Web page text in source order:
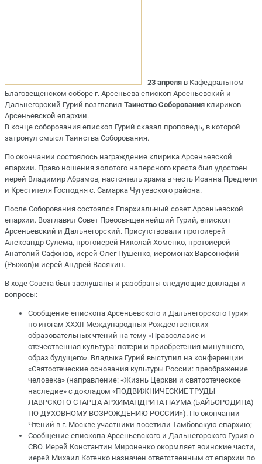
23 апреля в Кафедральном
Благовещенском соборе г. Арсеньева епископ Арсеньевский и
Дальнегорский Гурий возглавил Таинство Соборования клириков
Арсеньевской епархии.
В конце соборования епископ Гурий сказал проповедь, в которой
затронул смысл Таинства Соборования.
По окончании состоялось награждение клирика Арсеньевской
епархии. Право ношения золотого наперсного креста был удостоен
иерей Владимир Абрамов, настоятель храма в честь Иоанна Предтечи
и Крестителя Господня с. Самарка Чугуевского района.
После Соборования состоялся Епархиальный совет Арсеньевской
епархии. Возглавил Совет Преосвященнейший Гурий, епископ
Арсеньевский и Дальнегорский. Присутствовали протоиерей
Александр Сулема, протоиерей Николай Хоменко, протоиерей
Анатолий Сафонов, иерей Олег Пушенко, иеромонах Варсонофий
(Рыжов)и иерей Андрей Васякин.
В ходе Совета был заслушаны и разобраны следующие доклады и
вопросы:
Сообщение епископа Арсеньевского и Дальнегорского Гурия
по итогам XXХII Международных Рождественских
образовательных чтений на тему «Православие и
отечественная культура: потери и приобретения минувшего,
образ будущего». Владыка Гурий выступил на конференции
«Святоотеческие основания культуры России: преображение
человека» (направление: «Жизнь Церкви и святоотеческое
наследие» с докладом «ПОДВИЖНИЧЕСКИЕ ТРУДЫ
ЛАВРСКОГО СТАРЦА АРХИМАНДРИТА НАУМА (БАЙБОРОДИНА)
ПО ДУХОВНОМУ ВОЗРОЖДЕНИЮ РОССИИ»). По окончании
Чтений в г. Москве участники посетили Тамбовскую епархию;
Сообщение епископа Арсеньевского и Дальнегорского Гурия о
СВО. Иерей Константин Мироненко окормляет воинские части,
иерей Михаил Котенко назначен ответственным от епархии по